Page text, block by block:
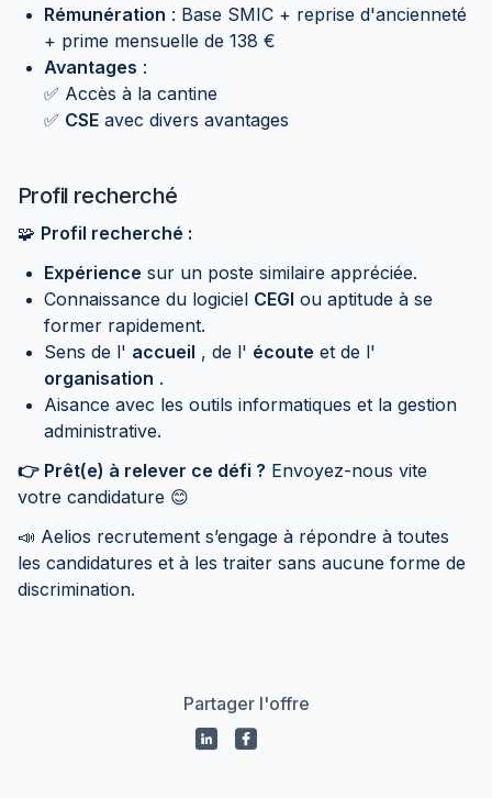
Rémunération : Base SMIC + reprise d'ancienneté
+ prime mensuelle de 138 €
Avantages :
✅ Accès à la cantine
✅ CSE avec divers avantages
Profil recherché
🧩 Profil recherché :
Expérience sur un poste similaire appréciée.
Connaissance du logiciel CEGI ou aptitude à se
former rapidement.
Sens de l' accueil , de l' écoute et de l'
organisation .
Aisance avec les outils informatiques et la gestion
administrative.
👉 Prêt(e) à relever ce défi ? Envoyez-nous vite
votre candidature 😊
📣 Aelios recrutement s’engage à répondre à toutes
les candidatures et à les traiter sans aucune forme de
discrimination.
Partager l'offre